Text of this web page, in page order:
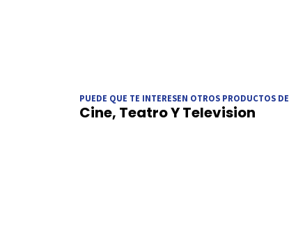
PUEDE QUE TE INTERESEN OTROS PRODUCTOS DE
Cine, Teatro Y Television